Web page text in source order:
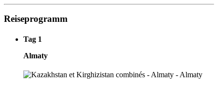
Reiseprogramm
Tag 1
Almaty